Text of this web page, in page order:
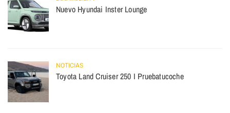
Nuevo Hyundai Inster Lounge
NOTICIAS
Toyota Land Cruiser 250 I Pruebatucoche